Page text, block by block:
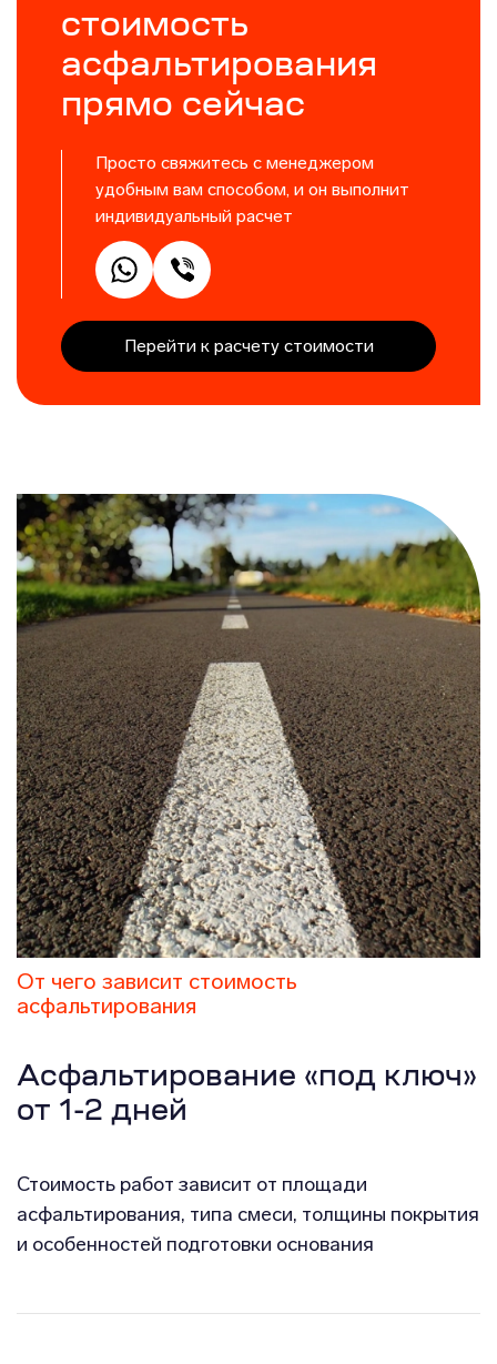
стоимость
асфальтирования
прямо сейчас
Просто свяжитесь с менеджером
удобным вам способом, и он выполнит
индивидуальный расчет
Перейти к расчету стоимости
От чего зависит стоимость
асфальтирования
Асфальтирование «под ключ»
от 1-2 дней
Стоимость работ зависит от площади
асфальтирования, типа смеси, толщины покрытия
и особенностей подготовки основания